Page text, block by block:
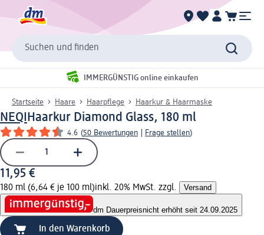
Suchen und finden
IMMERGÜNSTIG online einkaufen
Startseite Haare Haarpflege Haarkur & Haarmaske
NEQI Haarkur Diamond Glass, 180 ml
4.6 (50 Bewertungen Frage stellen)
11,95 €
180 ml (6,64 € je 100 ml)inkl. 20% MwSt. zzgl. Versand
dm Dauerpreisnicht erhöht seit 24.09.2025
In den Warenkorb